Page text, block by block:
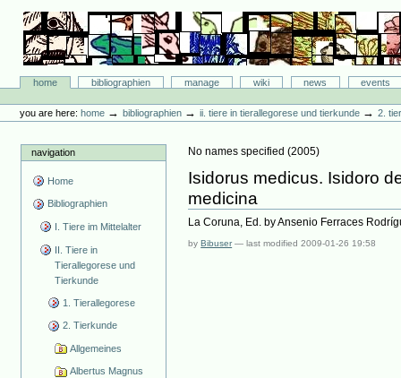
content.
navigation
Bibliographie-Portal
Sectionshome bibliographien manage wiki news
events
tools
you are here: home →bibliographien →ii. tiere in tierallegorese und tierkunde →2.
navigation
Home
Bibliographien
I. Tiere im Mittelalter
II. Tiere in
Tierallegorese und
Tierkunde
1. Tierallegorese
2. Tierkunde
Allgemeines
Albertus Magnus
No names specified (2005)
Isidorus medicus. Isidoro
medicina
La Coruna, Ed. by Ansenio Ferraces
byBibuser —last modified2009-01-26 19:58